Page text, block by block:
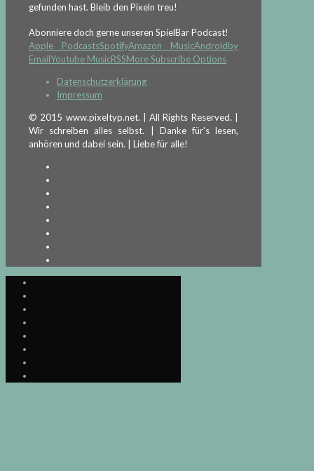
gefunden hast. Bleib den Pixeln treu!
Abonniere doch gerne unseren SpielBar Podcast!
Apple PodcastsSpotifyAmazon MusicAndroidby
EmailYoutube MusicRSSMore Subscribe Options
Datenschutzerklärung
Impressum
© 2015 www.pixeltyp.net. | All Rights Reserved. |
Wir schreiben alles selbst. | Danke für's lesen,
anhören und dabei sein. | Liebe für alle!